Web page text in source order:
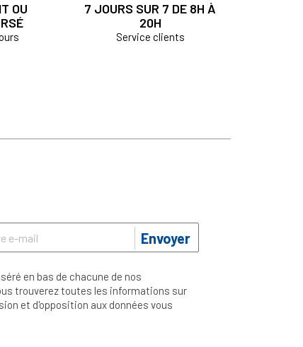
OU
7 JOURS SUR 7 DE 8H À
20H
Service clients
Envoyer
en bas de chacune de nos
trouverez toutes les informations sur
et d'opposition aux données vous